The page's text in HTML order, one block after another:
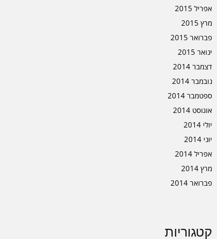
אפריל 2015
מרץ 2015
פברואר 2015
ינואר 2015
דצמבר 2014
נובמבר 2014
ספטמבר 2014
אוגוסט 2014
יולי 2014
יוני 2014
אפריל 2014
מרץ 2014
פברואר 2014
קטגוריות